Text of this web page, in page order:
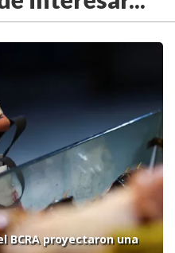
BCRA proyectaron una